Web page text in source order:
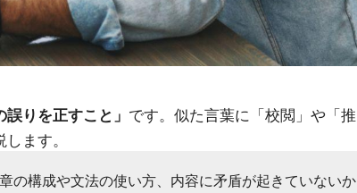
りを正すこと」 です。似た言葉に「校閲」や「推
ます。
の構成や文法の使い方、内容に矛盾が起きていないか